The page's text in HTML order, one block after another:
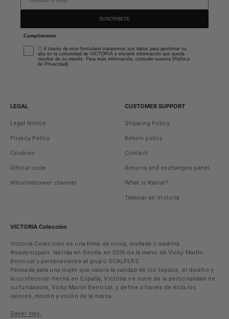
SUSCRÍBETE
Cumplimiento
☐ A través de este formulario trataremos sus datos para gestionar su
alta en la comunidad de VICTORIA y enviarle información que pueda
resultar de su interés. Para más información, consulte nuestra [Política
de Privacidad].
LEGAL
Legal Notice
Privacy Policy
Cookies
Ethical code
Whistleblower channel
CUSTOMER SUPPORT
Shipping Policy
Return policy
Contact
Returns and exchanges panel
What is Klarna?
Trabajar en Victoria
VICTORIA Colección
Victoria Colección es una firma de novia, invitada y madrina
#madeinspain. Nacida en Sevilla en 2015 de la mano de Vicky Martín
Berrocal y perteneciente al grupo SCALPERS.
Pensada para una mujer que valora la calidad de los tejidos, el diseño y
la confección hecha en España, Victoria se nutre de la personalidad de
su fundadora, Vicky Martin Berrocal, y define a través de ésta los
valores, misión y visión de la marca.
Saber más.